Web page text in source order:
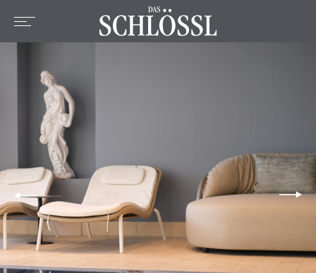
DE EN FR
Home
Das Hotel
Zimmer & Preise
Angebote
Lage & Umgebung
Wellness
Kulinarik
Aktiv